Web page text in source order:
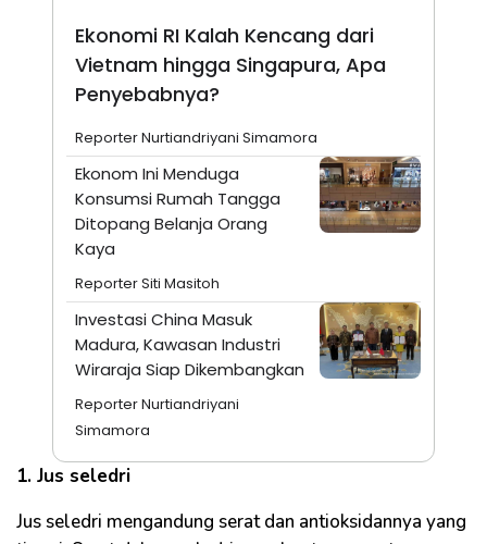
Ekonomi RI Kalah Kencang dari
Vietnam hingga Singapura, Apa
Penyebabnya?
Reporter Nurtiandriyani Simamora
Ekonom Ini Menduga
Konsumsi Rumah Tangga
Ditopang Belanja Orang
Kaya
Reporter Siti Masitoh
Investasi China Masuk
Madura, Kawasan Industri
Wiraraja Siap Dikembangkan
Reporter Nurtiandriyani
Simamora
1. Jus seledri
Jus seledri mengandung serat dan antioksidannya yang